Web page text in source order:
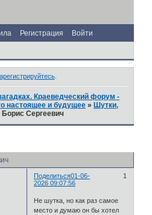
Регистрация Войти
.
Краеведческий форум -
настоящее и будущее » Шутки,
Сергеевич
Поделиться 1
01-06-
2026 09:07:56
Не шутка, но как раз самое
место и думаю он бы хотел